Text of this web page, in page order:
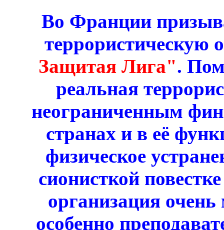
Во Франции
террористическую
Защитая Лига".
реальная
неограниченным
странах и в её
физическое
сионисткой
организация
особенно